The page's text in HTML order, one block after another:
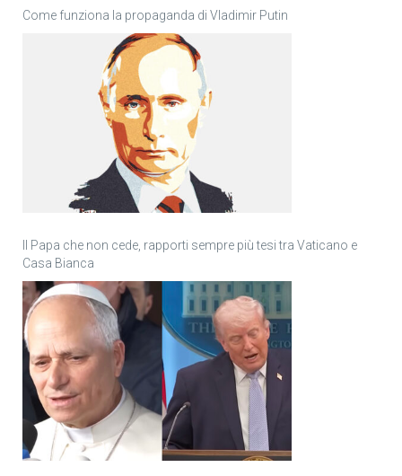
Come funziona la propaganda di Vladimir Putin
Il Papa che non cede, rapporti sempre più tesi tra Vaticano e
Casa Bianca